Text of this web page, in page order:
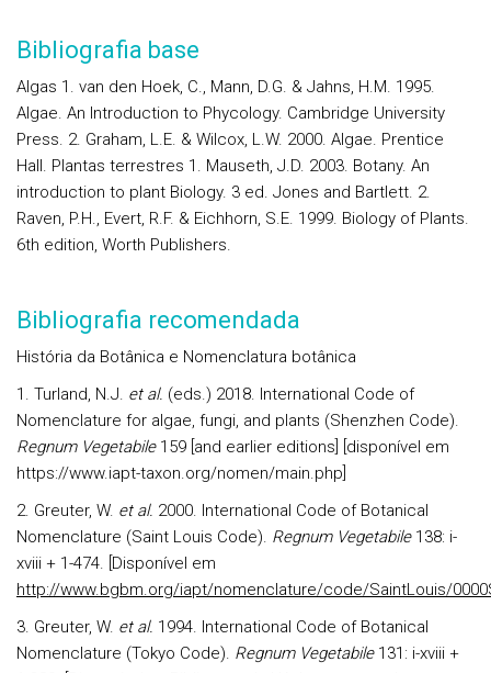
Bibliografia base
Algas 1. van den Hoek, C., Mann, D.G. & Jahns, H.M. 1995.
Algae. An Introduction to Phycology. Cambridge University
Press. 2. Graham, L.E. & Wilcox, L.W. 2000. Algae. Prentice
Hall. Plantas terrestres 1. Mauseth, J.D. 2003. Botany. An
introduction to plant Biology. 3 ed. Jones and Bartlett. 2.
Raven, P.H., Evert, R.F. & Eichhorn, S.E. 1999. Biology of Plants.
6th edition, Worth Publishers.
Bibliografia recomendada
História da Botânica e Nomenclatura botânica
1. Turland, N.J. et al. (eds.) 2018. International Code of
Nomenclature for algae, fungi, and plants (Shenzhen Code).
Regnum Vegetabile 159 [and earlier editions] [disponível em
https://www.iapt-taxon.org/nomen/main.php]
2. Greuter, W. et al. 2000. International Code of Botanical
Nomenclature (Saint Louis Code). Regnum Vegetabile 138: i-
xviii + 1-474. [Disponível em
http://www.bgbm.org/iapt/nomenclature/code/SaintLouis/
3. Greuter, W. et al. 1994. International Code of Botanical
Nomenclature (Tokyo Code). Regnum Vegetabile 131 : i-xviii +